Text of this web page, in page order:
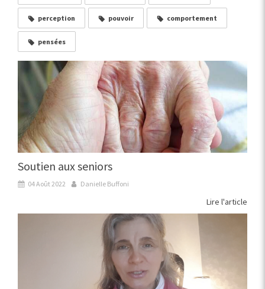
perception pouvoir comportement
pensées
Soutien aux seniors
04 Août 2022 Danielle Buffoni
Lire l'article